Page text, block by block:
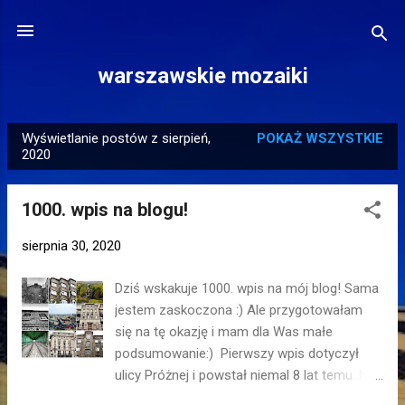
warszawskie mozaiki
o
Wyświetlanie postów z sierpień,
2020
POKAŻ WSZYSTKIE
1000. wpis na blogu!
sierpnia 30, 2020
Dziś wskakuje 1000. wpis na mój blog! Sama
jestem zaskoczona :) Ale przygotowałam
się na tę okazję i mam dla Was małe
podsumowanie:) Pierwszy wpis dotyczył
ulicy Próżnej i powstał niemal 8 lat temu. Na